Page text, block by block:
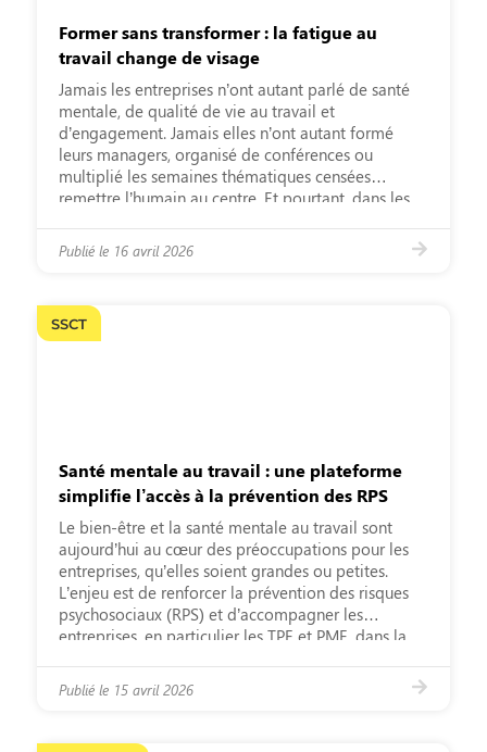
Former sans transformer : la fatigue au
travail change de visage
Jamais les entreprises n’ont autant parlé de santé
mentale, de qualité de vie au travail et
d’engagement. Jamais elles n’ont autant formé
leurs managers, organisé de conférences ou
multiplié les semaines thématiques censées
remettre l’humain au centre. Et pourtant, dans les
banalise, s’installe, change de forme. Managers […]
Publié le 16 avril 2026
SSCT
Santé mentale au travail : une plateforme
simplifie l’accès à la prévention des RPS
Le bien-être et la santé mentale au travail sont
aujourd’hui au cœur des préoccupations pour les
entreprises, qu’elles soient grandes ou petites.
L’enjeu est de renforcer la prévention des risques
psychosociaux (RPS) et d’accompagner les
entreprises, en particulier les TPE et PME, dans la
ressource
Publié le 15 avril 2026